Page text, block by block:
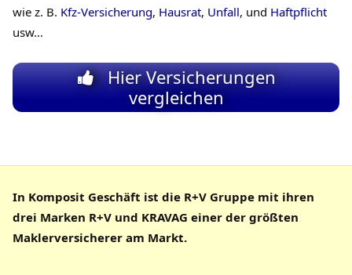
wie z. B. Kfz-Versicherung, Hausrat, Unfall, und Haftpflicht
usw…
Hier Versicherungen
vergleichen
In Komposit Geschäft ist die R+V Gruppe mit ihren
drei Marken R+V und KRAVAG einer der größten
Maklerversicherer am Markt.